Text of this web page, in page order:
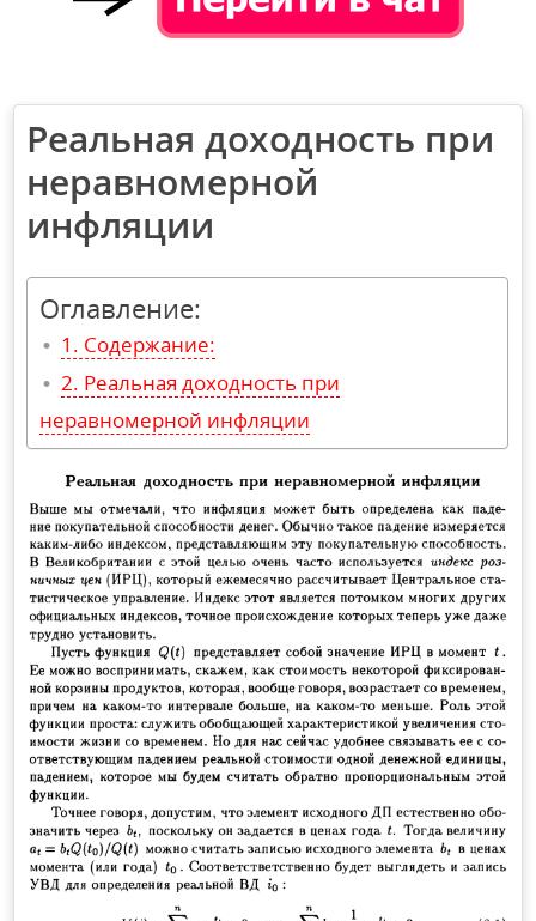
Реальная доходность при
неравномерной
инфляции
Оглавление:
Содержание:
Реальная доходность при
неравномерной инфляции